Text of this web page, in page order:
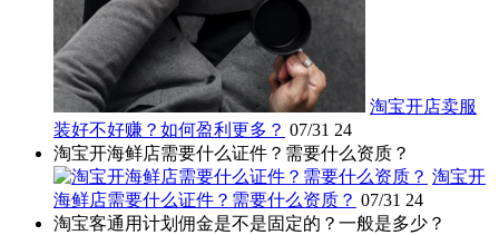
淘宝开店卖服
装好不好赚？如何盈利更多？ 07/31 24
淘宝开海鲜店需要什么证件？需要什么资质？
淘宝开
海鲜店需要什么证件？需要什么资质？ 07/31 24
淘宝客通用计划佣金是不是固定的？一般是多少？